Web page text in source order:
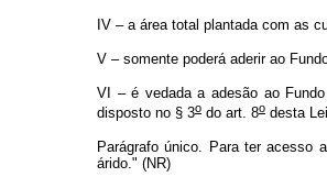
IV – a área total plantada com as
V – somente poderá aderir ao
VI – é vedada a adesão ao
disposto no § 3o do art. 8o desta
Parágrafo único. Para ter acesso
árido." (NR)